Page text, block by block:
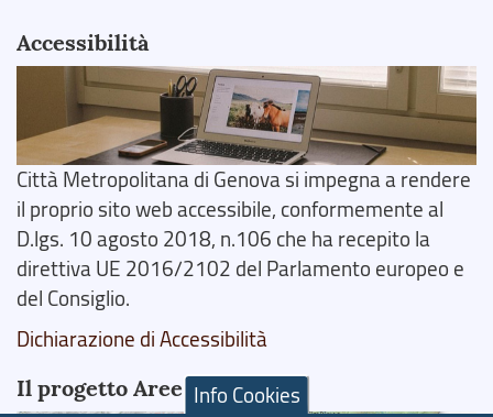
Accessibilità
Città Metropolitana di Genova si impegna a rendere
il proprio sito web accessibile, conformemente al
D.lgs. 10 agosto 2018, n.106 che ha recepito la
direttiva UE 2016/2102 del Parlamento europeo e
del Consiglio.
Dichiarazione di Accessibilità
Il progetto Aree Interne
Info Cookies